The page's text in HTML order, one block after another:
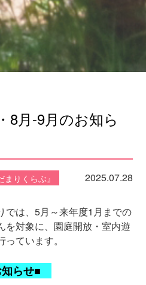
8月-9月のお知ら
りくらぶ』 2025.07.28
では、5月～来年度1月までの
を対象に、園庭開放・室内遊
っています。
らせ■